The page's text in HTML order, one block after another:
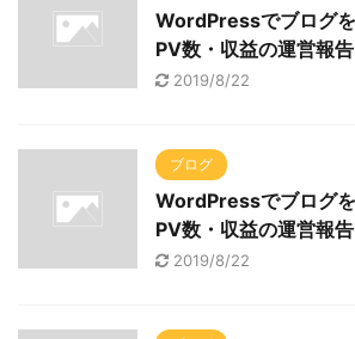
WordPressでブログ
PV数・収益の運営報告
2019/8/22
ブログ
WordPressでブログ
PV数・収益の運営報告
2019/8/22